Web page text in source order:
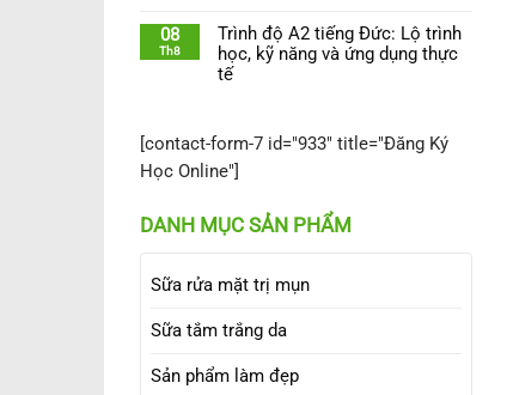
08
Th8
Trình độ A2 tiếng Đức: Lộ trình
học, kỹ năng và ứng dụng thực
tế
[contact-form-7 id="933" title="Đăng Ký
Học Online"]
DANH MỤC SẢN PHẨM
Sữa rửa mặt trị mụn
Sữa tắm trắng da
Sản phẩm làm đẹp